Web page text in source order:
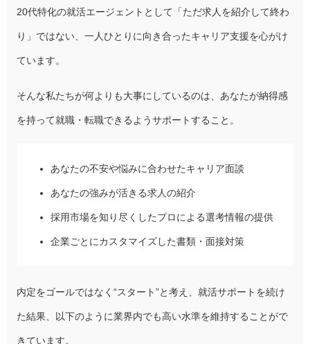
20代特化の就活エージェントとして「ただ求人を紹介して終わ
り」ではない、一人ひとりに向き合ったキャリア支援を心がけ
ています。
そんな私たちが何よりも大事にしているのは、あなたが納得感
を持って就職・転職できるようサポートすること。
あなたの不安や悩みに合わせたキャリア面談
あなたの強みが活きる求人の紹介
採用市場を知り尽くしたプロによる選考情報の提供
企業ごとにカスタマイズした書類・面接対策
内定をゴールではなく“スタート”と考え、就活サポートを続け
た結果、以下のように業界内でも高い水準を維持することがで
きています。